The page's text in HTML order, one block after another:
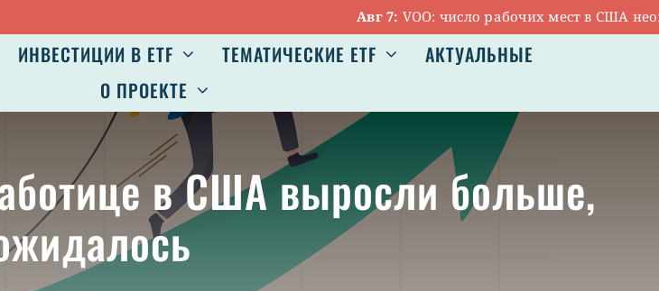
Авг 7:VOO: число рабочих мест в США
ИНВЕСТИЦИИ В ETF ТЕМАТИЧЕСКИЕ ETF
АКТУАЛЬНЫЕ
О ПРОЕКТЕ
в США выросли больше,